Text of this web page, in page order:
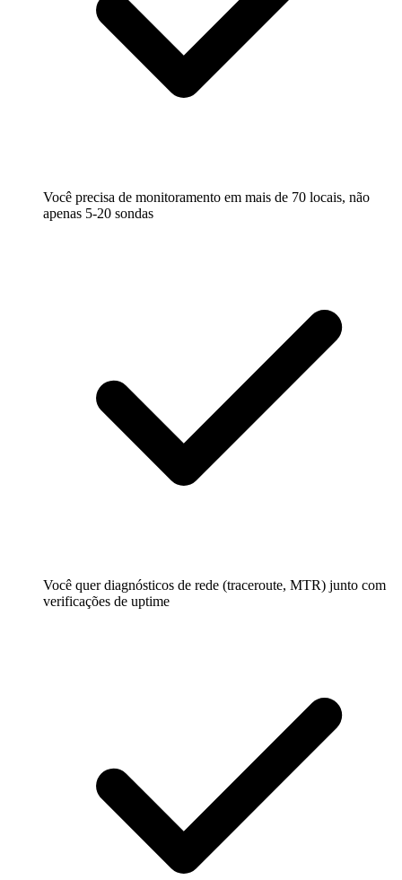
Você precisa de monitoramento em mais de 70 locais, não
apenas 5-20 sondas
Você quer diagnósticos de rede (traceroute, MTR) junto com
verificações de uptime